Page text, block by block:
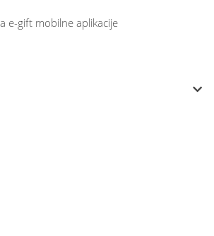
e-gift mobilne aplikacije